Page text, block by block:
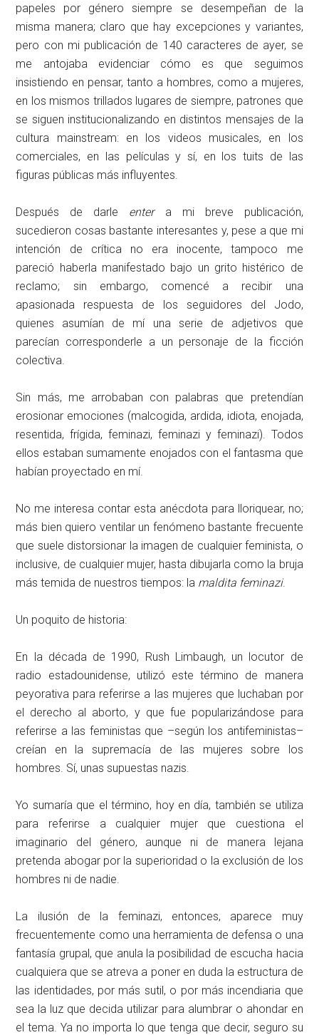
papeles por género siempre se desempeñan de la
misma manera; claro que hay excepciones y variantes,
pero con mi publicación de 140 caracteres de ayer, se
me antojaba evidenciar cómo es que seguimos
insistiendo en pensar, tanto a hombres, como a mujeres,
en los mismos trillados lugares de siempre, patrones que
se siguen institucionalizando en distintos mensajes de la
cultura mainstream: en los videos musicales, en los
comerciales, en las películas y sí, en los tuits de las
figuras públicas más influyentes.
Después de darle entera mi breve publicación,
sucedieron cosas bastante interesantes y, pese a que mi
intención de crítica no era inocente, tampoco me
pareció haberla manifestado bajo un grito histérico de
reclamo; sin embargo, comencé a recibir una
apasionada respuesta de los seguidores del Jodo,
quienes asumían de mí una serie de adjetivos que
parecían corresponderle a un personaje de la ficción
colectiva.
Sin más, me arrobaban con palabras que pretendían
erosionar emociones (malcogida, ardida, idiota, enojada,
resentida, frígida, feminazi, feminazi y feminazi). Todos
ellos estaban sumamente enojados con el fantasma que
habían proyectado en mí.
No me interesa contar esta anécdota para lloriquear, no;
más bien quiero ventilar un fenómeno bastante frecuente
que suele distorsionar la imagen de cualquier feminista, o
inclusive, de cualquier mujer, hasta dibujarla como la bruja
más temida de nuestros tiempos: la maldita feminazi.
Un poquito de historia:
En la década de 1990, Rush Limbaugh, un locutor de
radio estadounidense, utilizó este término de manera
peyorativa para referirse a las mujeres que luchaban por
el derecho al aborto, y que fue popularizándose para
referirse a las feministas que –según los antifeministas–
creían en la supremacía de las mujeres sobre los
hombres. Sí, unas supuestas nazis.
Yo sumaría que el término, hoy en día, también se utiliza
para referirse a cualquier mujer que cuestiona el
imaginario del género, aunque ni de manera lejana
pretenda abogar por la superioridad o la exclusión de los
hombres ni de nadie.
La ilusión de la feminazi, entonces, aparece muy
frecuentemente como una herramienta de defensa o una
fantasía grupal, que anula la posibilidad de escucha hacia
cualquiera que se atreva a poner en duda la estructura de
las identidades, por más sutil, o por más incendiaria que
sea la luz que decida utilizar para alumbrar o ahondar en
el tema. Ya no importa lo que tenga que decir, seguro su